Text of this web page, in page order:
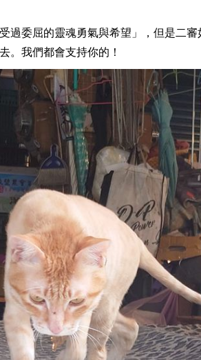
過委屈的靈魂勇氣與希望」，但是二
。我們都會支持你的！